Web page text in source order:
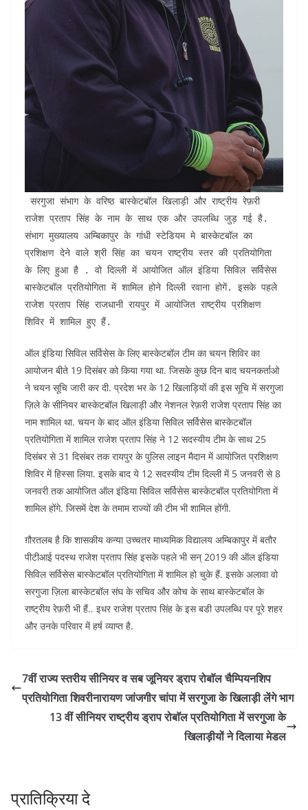
राजेश प्रताप सिंह के नाम के साथ एक और उपलब्धि जुड़ गई है.
संभाग मुख्यालय अम्बिकापुर के गांधी स्टेडियम मे बास्केटबॉल का
प्रशिक्षण देने वाले श्री सिंह का चयन राष्ट्रीय स्तर की प्रतियोगिता
के लिए हुआ है . वो दिल्ली में आयोजित ऑल इंडिया सिविल सर्विसेस
बास्केटबॉल प्रतियोगिता में शामिल होने दिल्ली रवाना होगें. इसके पहले
राजेश प्रताप सिंह राजधानी रायपुर में आयोजित राष्ट्रीय प्रशिक्षण
शिविर में शामिल हुए हैं.
ऑल इंडिया सिविल सर्विसेस के लिए बास्केटबॉल टीम का चयन शिविर का
आयोजन बीते 19 दिसंबर को किया गया था. जिसके कुछ दिन बाद चयनकर्ताओ
ने चयन सूचि जारी कर दी. प्रदेश भर के 12 खिलाड़ियों की इस सूचि में सरगुजा
ज़िले के सीनियर बास्केटबॉल खिलाड़ी और नेशनल रेफ़री राजेश प्रताप सिंह का
नाम शामिल था. चयन के बाद ऑल इंडिया सिविल सर्विसेस बास्केटबॉल
प्रतियोगिता में शामिल राजेश प्रताप सिंह ने 12 सदस्यीय टीम के साथ 25
दिसंबर से 31 दिसंबर तक रायपुर के पुलिस लाइन मैदान में आयोजित प्रशिक्षण
शिविर में हिस्सा लिया. इसके बाद ये 12 सदस्यीय टीम दिल्ली में 5 जनवरी से 8
जनवरी तक आयोजित ऑल इंडिया सिविल सर्विसेस बास्केटबॉल प्रतियोगिता में
शामिल होंगे. जिसमें देश के तमाम राज्यों की टीम भी शामिल होंगी.
ग़ौरतलब है कि शासकीय कन्या उच्चतर माध्यमिक विद्यालय अम्बिकापुर में बतौर
पीटीआई पदस्थ राजेश प्रताप सिंह इसके पहले भी सन् 2019 की ऑल इंडिया
सिविल सर्विसेस बास्केटबॉल प्रतियोगिता में शामिल हो चुके हैं. इसके अलावा वो
सरगुजा ज़िला बास्केटबॉल संघ के सचिव और कोच के साथ बास्केटबॉल के
राष्ट्रीय रेफ़री भी हैं.. इधर राजेश प्रताप सिंह के इस बडी उपलब्धि पर पूरे शहर
और उनके परिवार में हर्ष व्याप्त है.
7वीं राज्य स्तरीय सीनियर व सब जूनियर ड्राप रोबाॅल चैम्पियनशिप
प्रतियोगिता शिवरीनारायण जांजगीर चांपा में सरगुजा के खिलाड़ी लेंगे भाग
13 वीं सीनियर राष्ट्रीय ड्राप रोबाॅल प्रतियोगिता में सरगुजा के
खिलाड़ीयों ने दिलाया मेडल
प्रातिक्रिया दे